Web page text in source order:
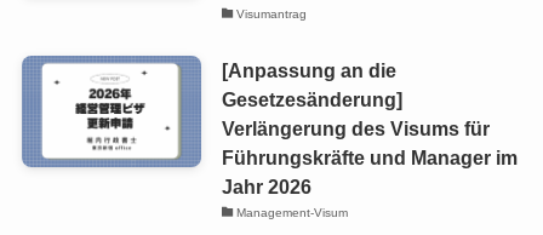
Visumantrag
[Anpassung an die
Gesetzesänderung]
Verlängerung des Visums für
Führungskräfte und Manager im
Jahr 2026
Management-Visum